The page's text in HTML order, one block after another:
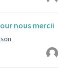
nous mercii